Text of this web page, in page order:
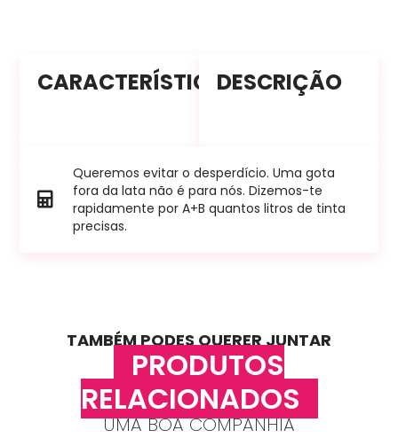
CARACTERÍSTICASDESCRIÇÃO
Queremos evitar o desperdício. Uma gota
fora da lata não é para nós. Dizemos-te
rapidamente por A+B quantos litros de tinta
precisas.
TAMBÉM PODES QUERER JUNTAR
PRODUTOS
RELACIONADOS
UMA BOA COMPANHIA